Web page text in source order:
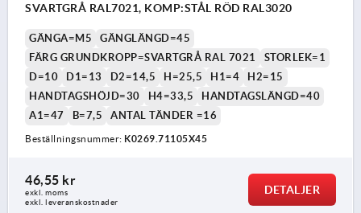
SVARTGRÅ RAL7021, KOMP:STÅL RÖD RAL3020
GÄNGA=M5
GÄNGLÄNGD=45
FÄRG GRUNDKROPP=SVARTGRÅ RAL 7021
STORLEK=1
D=10
D1=13 D2=14,5 H=25,5 H1=4
H2=15
HANDTAGSHÖJD=30
H4=33,5
HANDTAGSLÄNGD=40
A1=47
B=7,5 ANTAL TÄNDER =16
Beställningsnummer: K0269.71105X45
46,55 kr
exkl. moms
exkl. leveranskostnader
DETALJER